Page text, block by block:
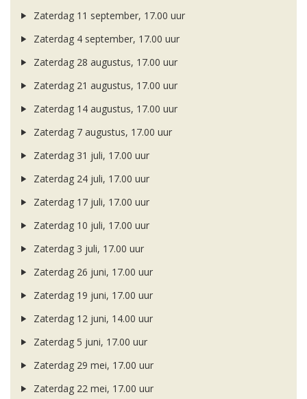
Zaterdag 11 september, 17.00 uur
Zaterdag 4 september, 17.00 uur
Zaterdag 28 augustus, 17.00 uur
Zaterdag 21 augustus, 17.00 uur
Zaterdag 14 augustus, 17.00 uur
Zaterdag 7 augustus, 17.00 uur
Zaterdag 31 juli, 17.00 uur
Zaterdag 24 juli, 17.00 uur
Zaterdag 17 juli, 17.00 uur
Zaterdag 10 juli, 17.00 uur
Zaterdag 3 juli, 17.00 uur
Zaterdag 26 juni, 17.00 uur
Zaterdag 19 juni, 17.00 uur
Zaterdag 12 juni, 14.00 uur
Zaterdag 5 juni, 17.00 uur
Zaterdag 29 mei, 17.00 uur
Zaterdag 22 mei, 17.00 uur